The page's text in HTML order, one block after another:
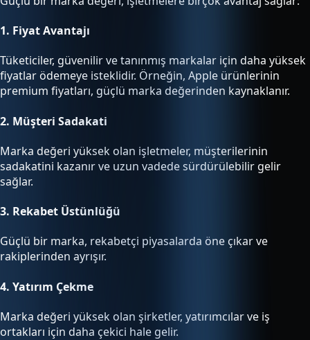
1. Fiyat Avantajı
Tüketiciler, güvenilir ve tanınmış markalar için daha yüksek
fiyatlar ödemeye isteklidir. Örneğin, Apple ürünlerinin
premium fiyatları, güçlü marka değerinden kaynaklanır.
2. Müşteri Sadakati
Marka değeri yüksek olan işletmeler, müşterilerinin
sadakatini kazanır ve uzun vadede sürdürülebilir gelir
sağlar.
3. Rekabet Üstünlüğü
Güçlü bir marka, rekabetçi piyasalarda öne çıkar ve
rakiplerinden ayrışır.
4. Yatırım Çekme
Marka değeri yüksek olan şirketler, yatırımcılar ve iş
ortakları için daha çekici hale gelir.